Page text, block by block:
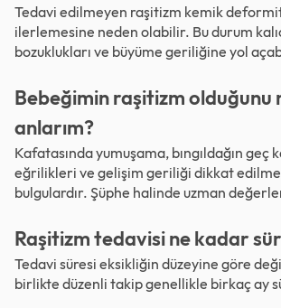
Tedavi edilmeyen raşitizm kemik
ilerlemesine neden olabilir. Bu durum
bozuklukları ve büyüme geriliğine yol
Bebeğimin raşitizm olduğunu
anlarım?
Kafatasında yumuşama, bıngıldağın geç
eğrilikleri ve gelişim geriliği dikkat
bulgulardır. Şüphe halinde uzman
Raşitizm tedavisi ne kadar
Tedavi süresi eksikliğin düzeyine göre
birlikte düzenli takip genellikle birkaç ay